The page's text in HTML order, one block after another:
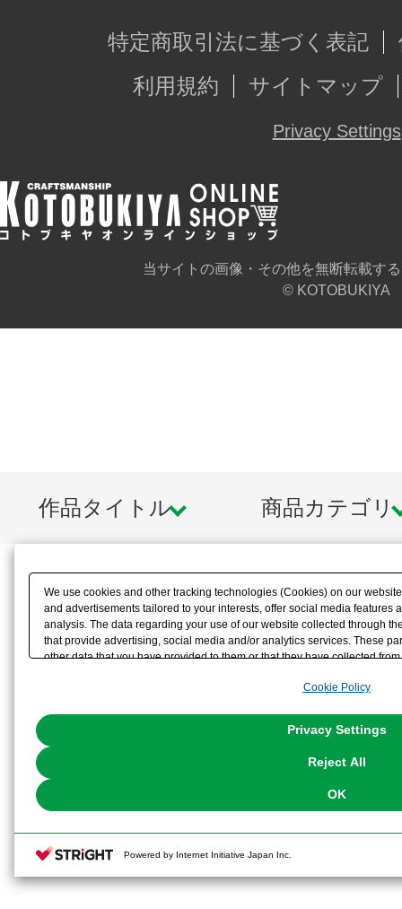
特定商取引法に基づく表記
利用規約
サイトマップ
Privacy Settings
当サイトの画像・その他を無断転載す
© KOTOBUKIYA
作品タイトル 商品カテゴリ
We use cookies and other tracking technologies (Cookies) on our
and advertisements tailored to your interests, offer social media features
analysis. The data regarding your use of our website collected through
that provide advertising, social media and/or analytics services. These
other data that you have provided to them or that they have collected
the use of all Cookies except for Strictly Necessary Cookies, please
You can change your consent or rejection settings at any time via
Cookie Policy
Privacy Settings
Reject All
OK
Powered by Internet Initiative Japan Inc.